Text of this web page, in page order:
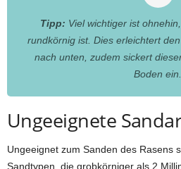
Tipp: Viel wichtiger ist
rundkörnig ist. Dies erleichtert
nach unten, zudem sickert
Boden ein.
Ungeeignete
Ungeeignet zum Sanden des Rasens
Sandtypen, die grobkörniger als 2